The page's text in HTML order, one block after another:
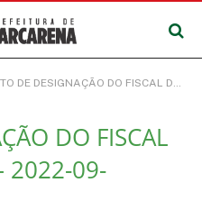
DE DESIGNAÇÃO DO FISCAL DO CONTRATO. – 2022-09-23T115337.592
DO FISCAL
2022-09-